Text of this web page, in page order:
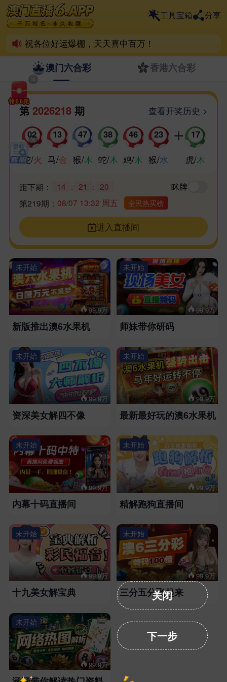
工具宝箱 分享
6.App离不开彩民支持！
喜欢6.App的家人，动动小手帮分享！
祝各位好运爆棚，天天喜中百万！
澳门六合彩 香港六合彩
第 2026218 期
查看开奖历史 >
02
蛇/火
13
马/金
47
猴/木
38
蛇/木
46
鸡/木
23
猴/水
17
虎/木
距下期： 14 : 21 : 19
眯牌
第219期： 08/07 13:32 周五 全民热买榜
进入直播间
未开始
99.9万
新版推出澳6水果机
未开始
99.9万
师妹带你研码
未开始
99.9万
资深美女解四不像
未开始
99.9万
最新最好玩的澳6水果机
未开始
99.9万
内幕十码直播间
未开始
99.9万
精解跑狗直播间
未开始
99.9万
十九美女解宝典
未开始
99.9万
三分五分飞起来
未开始
99.9万
关闭
下一步